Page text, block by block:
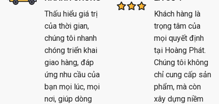
Thấu hiểu giá trị
của thời gian,
chúng tôi nhanh
chóng triển khai
giao hàng, đáp
ứng nhu cầu của
bạn mọi lúc, mọi
nơi, giúp dòng
Khách hàng là
trọng tâm của
mọi quyết định
tại Hoàng Phát.
Chúng tôi không
chỉ cung cấp sản
phẩm, mà còn
xây dựng niềm